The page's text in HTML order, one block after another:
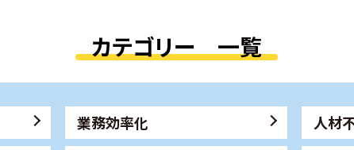
カテゴリー 一覧
業務効率化
人材